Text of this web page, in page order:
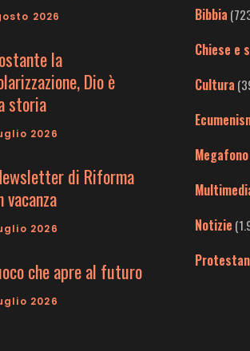
2026
la
Dio è
storia
2026
di Riforma
vacanza
2026
che apre al futuro
2026
Bibbia
Chiese e
Cultura
Megafono
Notizie